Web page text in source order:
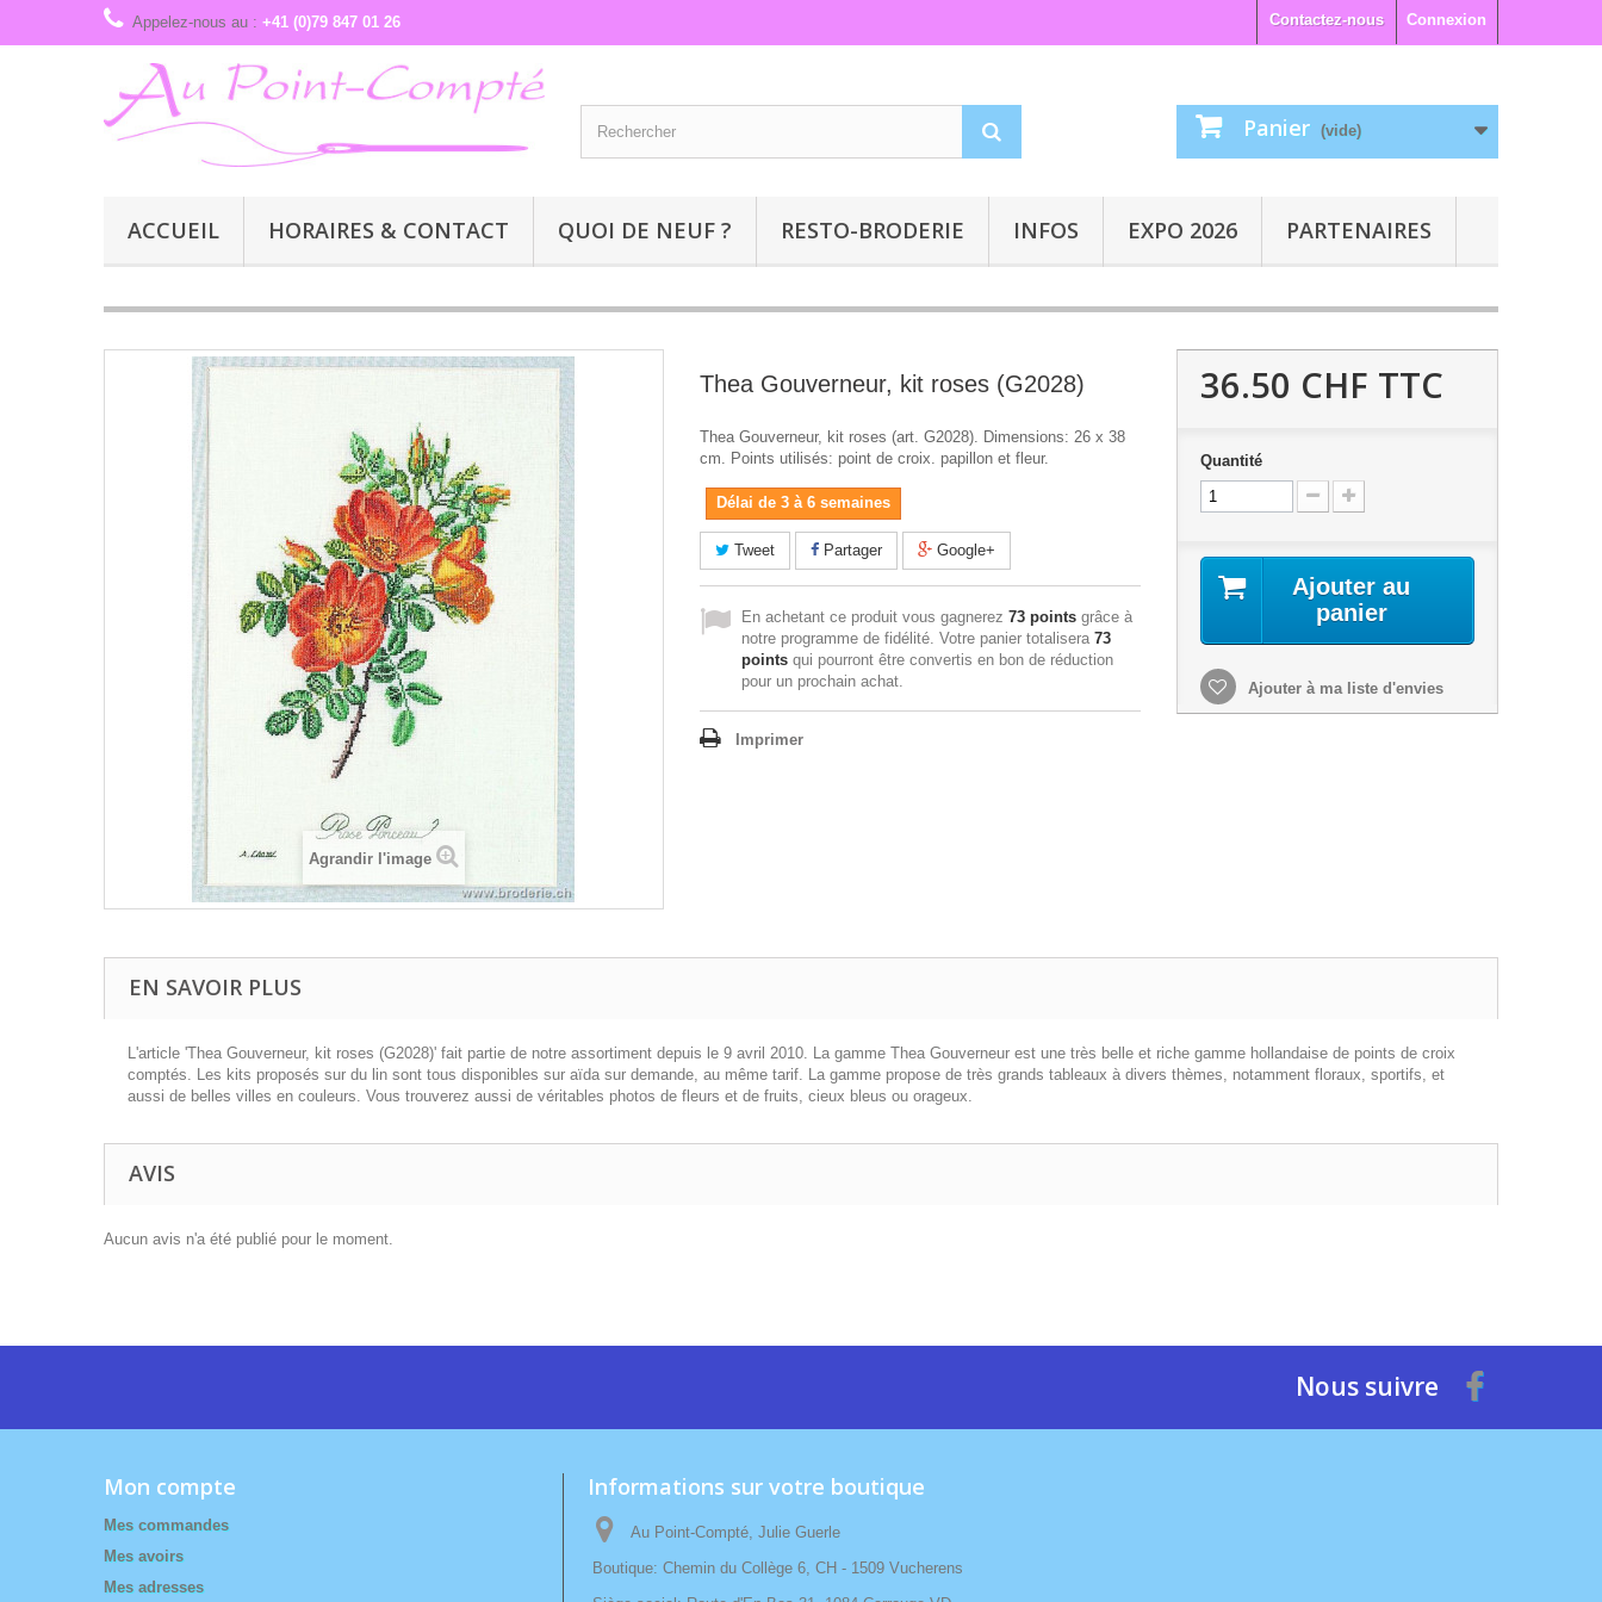
Connexion
Contactez-nous
Appelez-nous au : +41 (0)79 847 01 26
Panier (vide)
ACCUEIL HORAIRES & CONTACT QUOI DE NEUF ? RESTO-BRODERIE INFOS EXPO 2026 PARTENAIRES
Agrandir l'image
Thea Gouverneur, kit roses (G2028)
Thea Gouverneur, kit roses (art. G2028). Dimensions: 26 x 38
cm. Points utilisés: point de croix. papillon et fleur.
Délai de 3 à 6 semaines
Tweet Partager Google+
En achetant ce produit vous gagnerez 73 points grâce à
notre programme de fidélité. Votre panier totalisera 73
points qui pourront être convertis en bon de réduction
pour un prochain achat.
Imprimer
36.50 CHF TTC
Quantité
Ajouter au
panier
Ajouter à ma liste d'envies
EN SAVOIR PLUS
L'article 'Thea Gouverneur, kit roses (G2028)' fait partie de notre assortiment depuis le 9 avril 2010. La gamme Thea Gouverneur est une très belle et riche gamme hollandaise de points de croix
comptés. Les kits proposés sur du lin sont tous disponibles sur aïda sur demande, au même tarif. La gamme propose de très grands tableaux à divers thèmes, notamment floraux, sportifs, et
aussi de belles villes en couleurs. Vous trouverez aussi de véritables photos de fleurs et de fruits, cieux bleus ou orageux.
AVIS
Aucun avis n'a été publié pour le moment.
Nous suivre
Mon compte
Mes commandes
Mes avoirs
Mes adresses
Informations sur votre boutique
Au Point-Compté, Julie Guerle
Boutique: Chemin du Collège 6, CH - 1509 Vucherens